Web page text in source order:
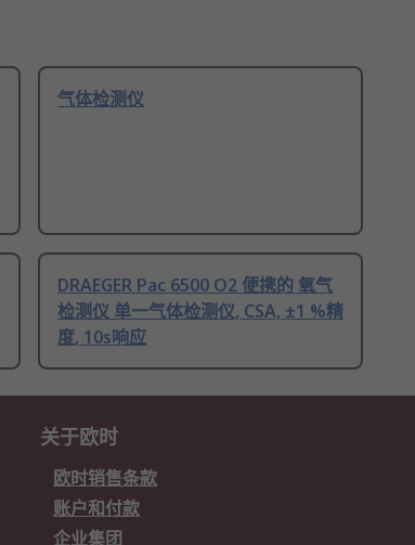
气体检测仪
DRAEGER Pac 6500 O2 便携的 氧气
检测仪 单一气体检测仪, CSA, ±1 %精
度, 10s响应
关于欧时
欧时销售条款
账户和付款
企业集团